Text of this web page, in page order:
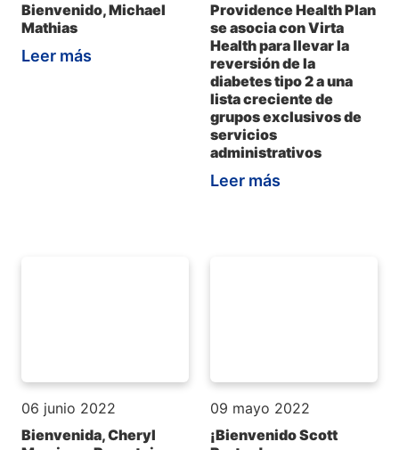
Bienvenido, Michael
Mathias
Leer más
Providence Health Plan
se asocia con Virta
Health para llevar la
reversión de la
diabetes tipo 2 a una
lista creciente de
grupos exclusivos de
servicios
administrativos
Leer más
06 junio 2022
Bienvenida, Cheryl
09 mayo 2022
¡Bienvenido Scott